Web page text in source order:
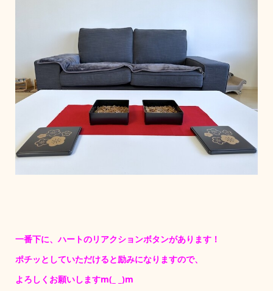
一番下に、ハートのリアクションボタンがあります！
ポチッとしていただけると励みになりますので、
よろしくお願いしますm(_ _)m